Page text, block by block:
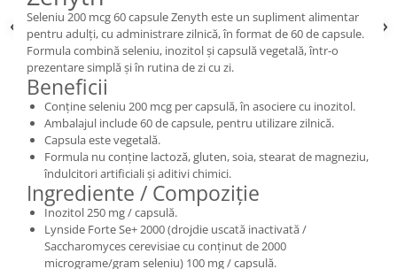
Seleniu 200 mcg 60 capsule Zenyth este un supliment alimentar
pentru adulți, cu administrare zilnică, în format de 60 de capsule.
Formula combină seleniu, inozitol și capsulă vegetală, într-o
prezentare simplă și în rutina de zi cu zi.
Beneficii
Conține seleniu 200 mcg per capsulă, în asociere cu inozitol.
Ambalajul include 60 de capsule, pentru utilizare zilnică.
Capsula este vegetală.
Formula nu conține lactoză, gluten, soia, stearat de magneziu,
îndulcitori artificiali și aditivi chimici.
Ingrediente / Compoziție
Inozitol 250 mg / capsulă.
Lynside Forte Se+ 2000 (drojdie uscată inactivată /
Saccharomyces cerevisiae cu conținut de 2000
micrograme/gram seleniu) 100 mg / capsulă.